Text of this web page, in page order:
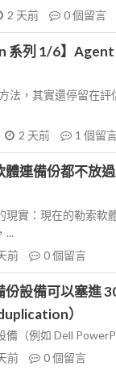
2 天前 0個留言
系列 1/6】Agent
法，其實還停留在
2 天前 1 個留
連備份都不放
現實：現在的勒索軟
...
前 0個留言
設備可以塞進
）
備（例如 Dell
前 0個留言